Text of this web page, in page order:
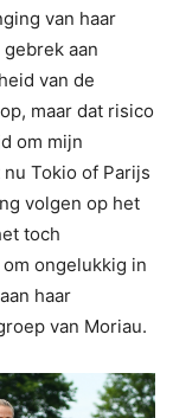
van haar
aan
van de
maar dat risico
om mijn
Tokio of Parijs
volgen op het
toch
ongelukkig in
haar
van Moriau.